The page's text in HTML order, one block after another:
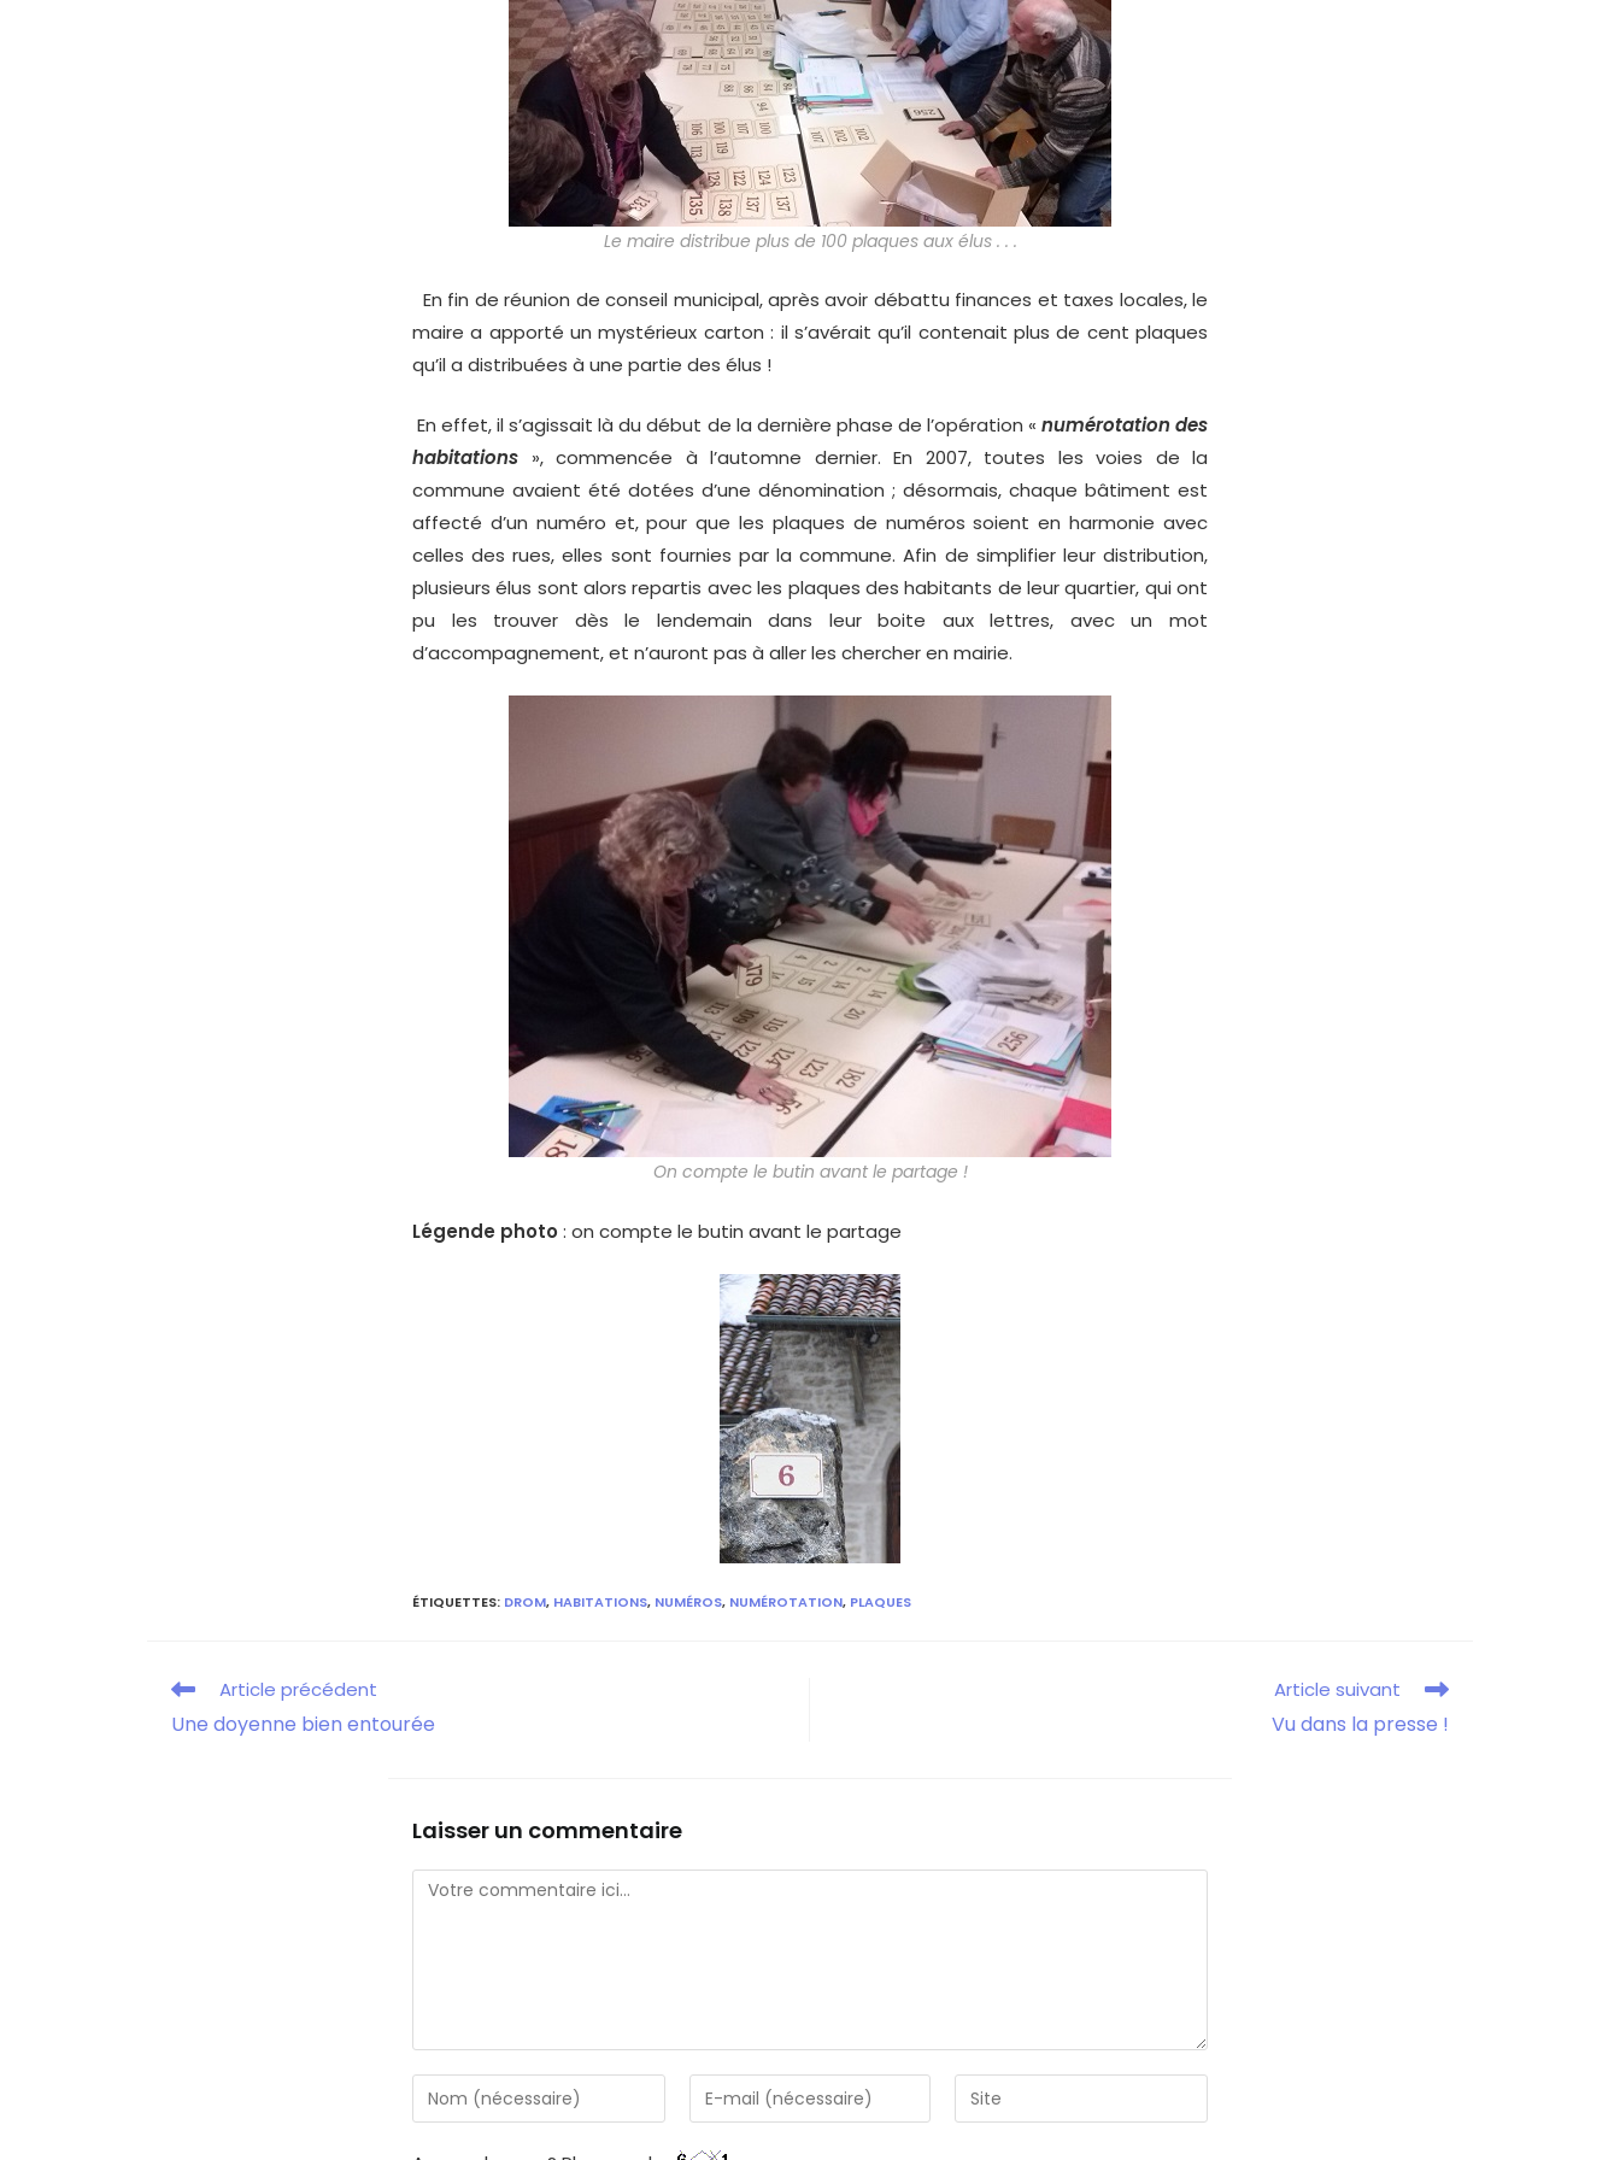
Le maire distribue plus de 100 plaques aux élus . . .
En fin de réunion de conseil municipal, après avoir débattu finances et taxes locales, le
maire a apporté un mystérieux carton : il s’avérait qu’il contenait plus de cent plaques
qu’il a distribuées à une partie des élus !
En effet, il s’agissait là du début de la dernière phase de l’opération « numérotation des
habitations », commencée à l’automne dernier. En 2007, toutes les voies de la
commune avaient été dotées d’une dénomination ; désormais, chaque bâtiment est
affecté d’un numéro et, pour que les plaques de numéros soient en harmonie avec
celles des rues, elles sont fournies par la commune. Afin de simplifier leur distribution,
plusieurs élus sont alors repartis avec les plaques des habitants de leur quartier, qui ont
pu les trouver dès le lendemain dans leur boite aux lettres, avec un mot
d’accompagnement, et n’auront pas à aller les chercher en mairie.
On compte le butin avant le partage !
Légende photo: on compte le butin avant le partage
ÉTIQUETTES: DROM, HABITATIONS, NUMÉROS, NUMÉROTATION, PLAQUES
Article précédent
Une doyenne bien entourée
Article suivant
Vu dans la presse !
Laisser un commentaire